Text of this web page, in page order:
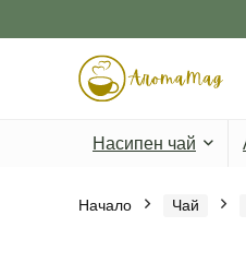
Насипен чай
Начало Чай